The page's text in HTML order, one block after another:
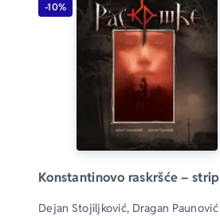
-10%
Konstantinovo raskršće – strip
Dejan Stojiljković, Dragan Paunović